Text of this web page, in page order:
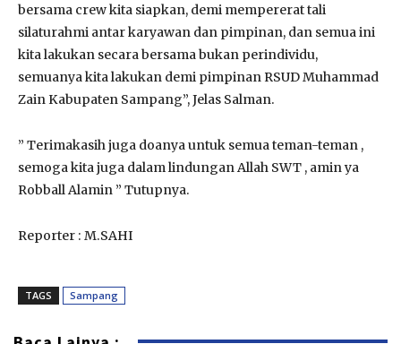
bersama crew kita siapkan, demi mempererat tali
silaturahmi antar karyawan dan pimpinan, dan semua ini
kita lakukan secara bersama bukan perindividu,
semuanya kita lakukan demi pimpinan RSUD Muhammad
Zain Kabupaten Sampang”, Jelas Salman.
” Terimakasih juga doanya untuk semua teman-teman ,
semoga kita juga dalam lindungan Allah SWT , amin ya
Robball Alamin ” Tutupnya.
Reporter : M.SAHI
TAGS Sampang